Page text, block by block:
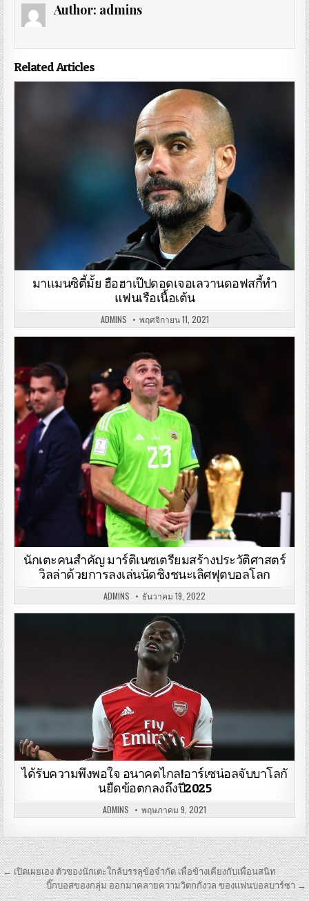
Author: admins
Related Articles
มาแมนซิตี้มั้ย ฮือฮาเป๊ปดอดเจอเลวานดอฟสกี้ทำ
แฟนเรือเนื้อเต้น
ADMINS พฤศจิกายน 11, 2021
นักเตะคนสําคัญ มาร์ติเนซเตรียมสร้างประวัติศาสตร์
วิลล่าด้วยการลงเล่นนัดชิงชนะเลิศฟุตบอลโลก
ADMINS ธันวาคม 19, 2022
ได้รับความพึงพอใจ อนาคตไกล!อาร์เซน่อลจับบาโลกั
นยืดข้อตกลงถึงปี2025
ADMINS พฤษภาคม 9, 2021
เมนู
นำทาง
← เปิดเผยเอง ตัวของนักเตะใกล้บรรลุข้อจำกัด เพื่อข้างเคียงกับเพื่อนสนิท
บิ๊กบอสของกลุ่ม ออกมาคลายความวิตกกังวล ของแฟนบอลบาร์ซา →